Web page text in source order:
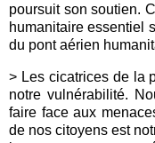
poursuit son soutien.
humanitaire essentiel
du pont aérien
> Les cicatrices de la
notre vulnérabilité.
faire face aux
de nos citoyens est